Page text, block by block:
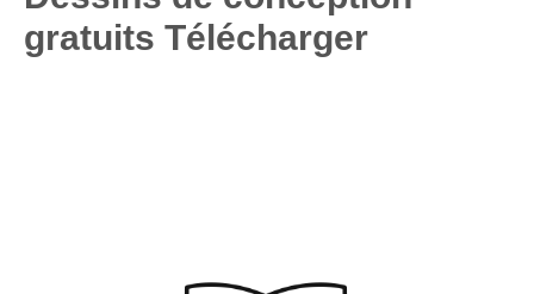
gratuits Télécharger